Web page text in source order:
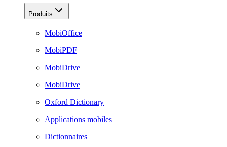
Produits
MobiOffice
MobiPDF
MobiDrive
MobiDrive
Oxford Dictionary
Applications mobiles
Dictionnaires